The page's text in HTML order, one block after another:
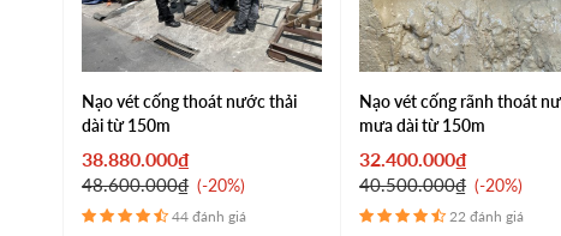
Nạo vét cống thoát nước thải
dài từ 150m
38.880.000₫
48.600.000₫ -20%
44 đánh giá
Nạo vét cống rãnh thoát
mưa dài từ 150m
32.400.000₫
40.500.000₫ -20%
22 đánh giá